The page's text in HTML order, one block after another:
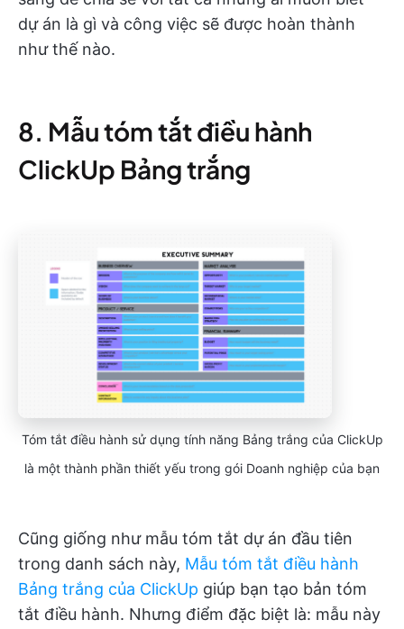
dự án là gì và công việc sẽ được hoàn thành
như thế nào.
8. Mẫu tóm tắt điều hành
ClickUp Bảng trắng
Tóm tắt điều hành sử dụng tính năng Bảng trắng của ClickUp
là một thành phần thiết yếu trong gói Doanh nghiệp của bạn
Cũng giống như mẫu tóm tắt dự án đầu tiên
trong danh sách này, Mẫu tóm tắt điều hành
Bảng trắng của ClickUp giúp bạn tạo bản tóm
tắt điều hành. Nhưng điểm đặc biệt là: mẫu này